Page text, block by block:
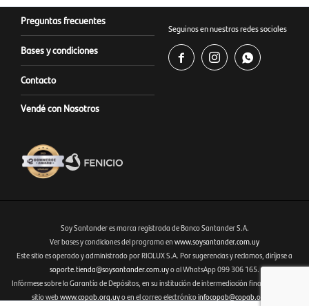
Preguntas frecuentes
Bases y condiciones
Contacto
Vendé con Nosotros
Seguinos en nuestras redes sociales
  
Fenicio eCommerce Uruguay
Soy Santander es marca registrada de Banco Santander S.A.
Ver bases y condiciones del programa en www.soysantander.com.uy
Este sitio es operado y administrado por RIOLUX S.A. Por sugerencias y reclamos, diríjase a
soporte.tienda@soysantander.com.uyo al WhatsApp 099 306 165.
Infórmese sobre la Garantía de Depósitos, en su institución de intermediación financiera, en el
sitio webwww.copab.org.uyo en el correo electrónicoinfocopab@copab.org.uy